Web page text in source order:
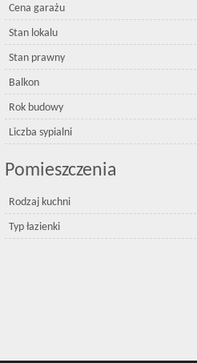
Cena garażu
Stan lokalu
Stan prawny
Balkon
Rok budowy
Liczba sypialni
Pomieszczenia
Rodzaj kuchni
Typ łazienki